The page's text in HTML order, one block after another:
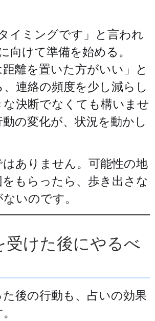
イミングです」と言われ
向けて準備を始める。
距離を置いた方がいい」と
連絡の頻度を少し減らし
決断でなくても構いませ
の変化が、状況を動かし
ありません。可能性の地
もらったら、歩き出さな
いのです。
受けた後にやるべ
後の行動も、占いの効果